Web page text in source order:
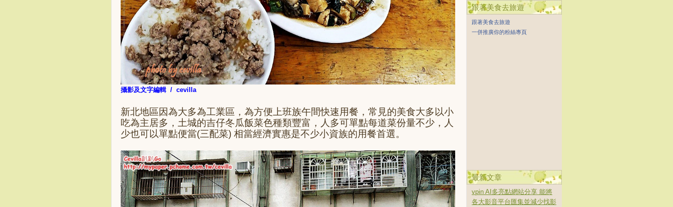
攝影及文字編輯 / cevilla
新北地區因為大多為工業區，為方便上班族午間快速用餐，常見的美食大多以小
吃為主居多，土城的吉仔冬瓜飯菜色種類豐富，人多可單點每道菜份量不少，人
少也可以單點便當(三配菜) 相當經濟實惠是不少小資族的用餐首選。
跟著美食去旅遊
跟著美食去旅遊
一併推廣你的粉絲專頁
最新文章
vpin AI多亮點網站分享 能將
各大影音平台匯集並減少找影